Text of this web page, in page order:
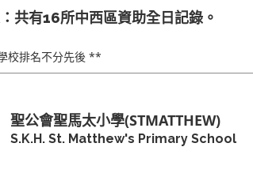
共有16所中西區資助全日記錄。
校排名不分先後 **
聖公會聖馬太小學(STMATTHEW)
S.K.H. St. Matthew's Primary School